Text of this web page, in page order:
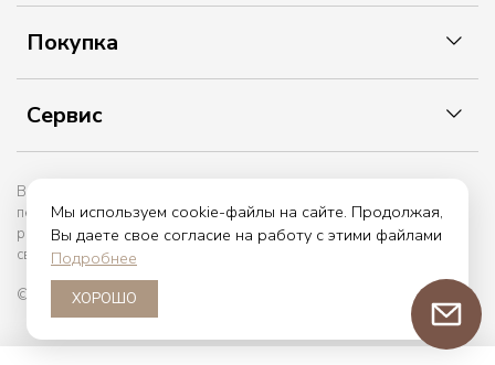
Покупка
Сервис
Вы принимаете условия политики в отношении обработки
персональных данных и пользовательского соглашения каждый
раз, когда оставляете свои данные в любой форме обратной
связи на сайте etiket.online
© 2017 — 2026. etiket.online
Мы используем cookie-файлы на сайте. Продолжая,
Вы даете свое согласие на работу с этими файлами
Подробнее
ХОРОШО